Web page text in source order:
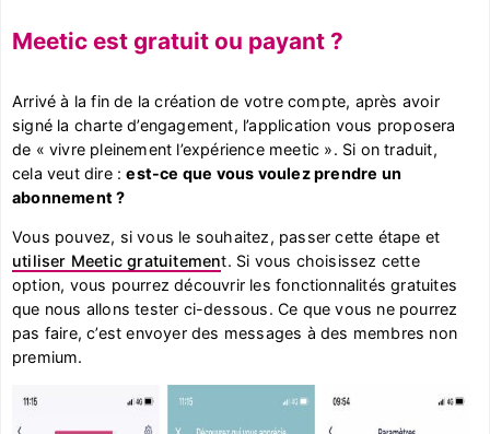
Meetic est gratuit ou payant ?
Arrivé à la fin de la création de votre compte, après avoir
signé la charte d’engagement, l’application vous proposera
de « vivre pleinement l’expérience meetic ». Si on traduit,
cela veut dire :est-ce que vous voulez prendre un
abonnement ?
Vous pouvez, si vous le souhaitez, passer cette étape et
utiliser Meetic gratuitement. Si vous choisissez cette
option, vous pourrez découvrir les fonctionnalités gratuites
que nous allons tester ci-dessous. Ce que vous ne pourrez
pas faire, c’est envoyer des messages à des membres non
premium.